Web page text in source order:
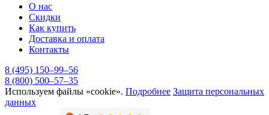
О нас
Скидки
Как купить
Доставка и оплата
Контакты
8 (495) 150–99–56
8 (800) 500–57–35
Используем файлы «cookie». Подробнее Защита персональных
данных